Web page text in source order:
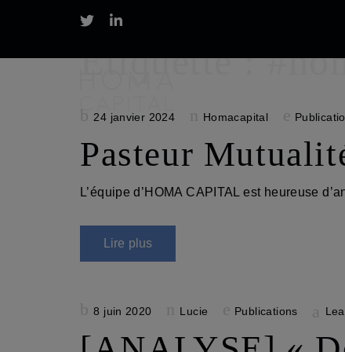
Étiquette :
Posted
24 janvier 2024 Homacapital
Pasteur
L’équipe d’HOMA CAPITAL est heureuse
Lire plus
Posted
8 juin 2020 Lucie Publications